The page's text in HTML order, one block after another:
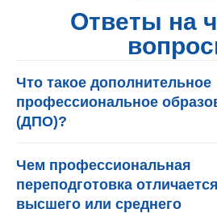
Ответы на
Что такое дополнительное
профессиональное
(ДПО)?
Чем профессиональная
переподготовка
высшего или среднего